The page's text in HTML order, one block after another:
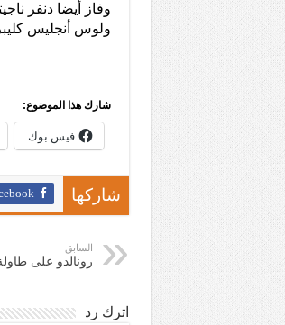
ولوس أنجليس كليبرز
شارك هذا الموضوع:
فيس بوك
شاركها
السابق
رونالدو على
اترك رد